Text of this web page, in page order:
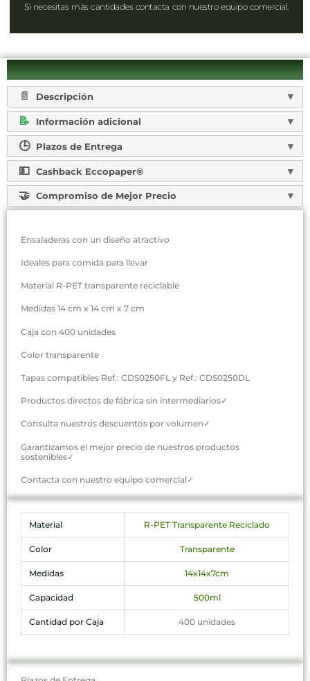
Si necesitas más cantidades contacta con nuestro equipo comercial.
Descripción
Información adicional
Plazos de Entrega
Cashback Eccopaper®
Compromiso de Mejor Precio
Ensaladeras con un diseño atractivo
Ideales para comida para llevar
Material R-PET transparente reciclable
Medidas 14 cm x 14 cm x 7 cm
Caja con 400 unidades
Color transparente
Tapas compatibles Ref.: CDS0250FL y Ref.: CDS0250DL
Productos directos de fábrica sin intermediarios✓
Consulta nuestros descuentos por volumen✓
Garantizamos el mejor precio de nuestros productos
sostenibles✓
Contacta con nuestro equipo comercial✓
Material R-PET Transparente Reciclado
Color Transparente
Medidas 14x14x7cm
Capacidad 500ml
Cantidad por Caja 400 unidades